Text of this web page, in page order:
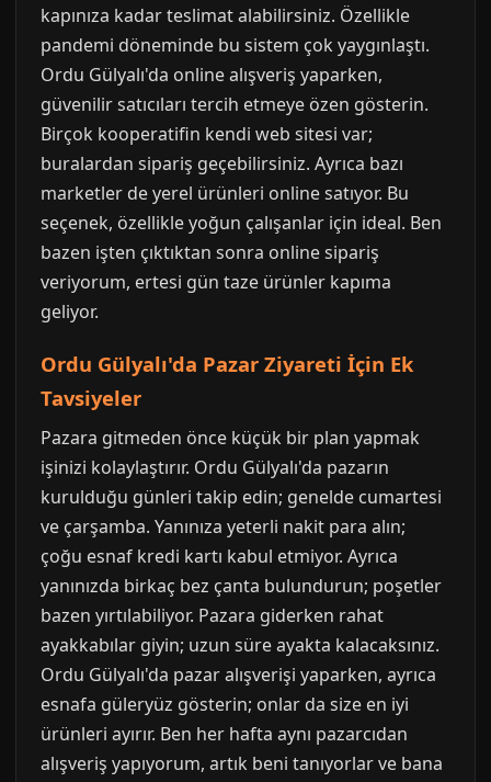
kapınıza kadar teslimat alabilirsiniz. Özellikle
pandemi döneminde bu sistem çok yaygınlaştı.
Ordu Gülyalı'da online alışveriş yaparken,
güvenilir satıcıları tercih etmeye özen gösterin.
Birçok kooperatifin kendi web sitesi var;
buralardan sipariş geçebilirsiniz. Ayrıca bazı
marketler de yerel ürünleri online satıyor. Bu
seçenek, özellikle yoğun çalışanlar için ideal. Ben
bazen işten çıktıktan sonra online sipariş
veriyorum, ertesi gün taze ürünler kapıma
geliyor.
Ordu Gülyalı'da Pazar Ziyareti İçin Ek
Tavsiyeler
Pazara gitmeden önce küçük bir plan yapmak
işinizi kolaylaştırır. Ordu Gülyalı'da pazarın
kurulduğu günleri takip edin; genelde cumartesi
ve çarşamba. Yanınıza yeterli nakit para alın;
çoğu esnaf kredi kartı kabul etmiyor. Ayrıca
yanınızda birkaç bez çanta bulundurun; poşetler
bazen yırtılabiliyor. Pazara giderken rahat
ayakkabılar giyin; uzun süre ayakta kalacaksınız.
Ordu Gülyalı'da pazar alışverişi yaparken, ayrıca
esnafa güleryüz gösterin; onlar da size en iyi
ürünleri ayırır. Ben her hafta aynı pazarcıdan
alışveriş yapıyorum, artık beni tanıyorlar ve bana